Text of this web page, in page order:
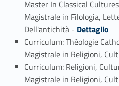
Master In Classical
Magistrale in Filologia,
Dell'antichità - Link identifier #identifier_person_124120-4
Dettaglio
Curriculum: Théologie
Magistrale in Religioni,
Curriculum: Religioni,
Magistrale in Religioni,